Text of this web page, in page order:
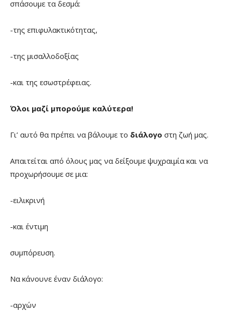
σπάσουμε τα δεσμά:
-της επιφυλακτικότητας,
-της μισαλλοδοξίας
-και της εσωστρέφειας.
Όλοι μαζί μπορούμε καλύτερα!
Γι’ αυτό θα πρέπει να βάλουμε το διάλογο στη ζωή μας.
Απαιτείται από όλους μας να δείξουμε ψυχραιμία και να
προχωρήσουμε σε μια:
-ειλικρινή
-και έντιμη
συμπόρευση.
Να κάνουνε έναν διάλογο:
-αρχών